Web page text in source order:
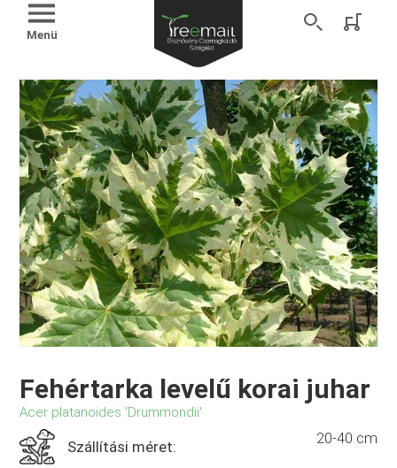
Menü
Fehértarka levelű korai juhar
Acer platanoides 'Drummondii'
Szállítási méret: 20-40 cm